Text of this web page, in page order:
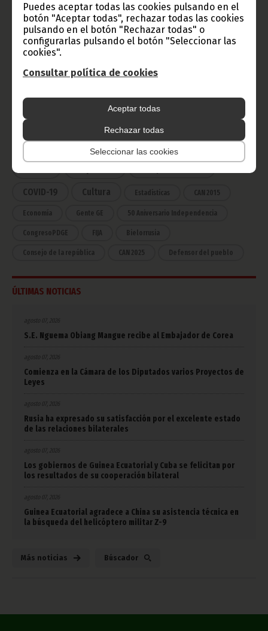
Puedes aceptar todas las cookies pulsando en el
botón "Aceptar todas", rechazar todas las cookies
pulsando en el botón "Rechazar todas" o
configurarlas pulsando el botón "Seleccionar las
cookies".
Consultar política de cookies
Aceptar todas
Rechazar todas
Seleccionar las cookies
Radio Nacional de Guinea
Ecuatorial
Haz click aquí para escuchar ahora
CATEGORÍAS
Noticias Gobierno
Presidencia
COVID-19 Cultura Estadísticas CAN 2015
Economía Gente GE 50 Aniversario Independencia
CongresoPDGE FIJA Bielorrusia
Consejo de la república CAN 2025 Defensor del pueblo
ÚLTIMAS NOTICIAS
agosto 07, 2026
S.E. Nguema Obiang Mangue recibe al Embajador de Corea
agosto 07, 2026
Comienza en la Cámara de los Diputados varios Proyectos de
Leyes
agosto 07, 2026
Rusia ha expresado su satisfacción por el excelente estado
de las relaciones bilaterales
agosto 07, 2026
Los gobiernos de Guinea Ecuatorial y Cuba se felicitan por
los resultados de su cooperación bilateral
agosto 07, 2026
Guinea Ecuatorial agradece a China su asistencia técnica en
la búsqueda del helicóptero militar Z-9
Más noticias Búscador